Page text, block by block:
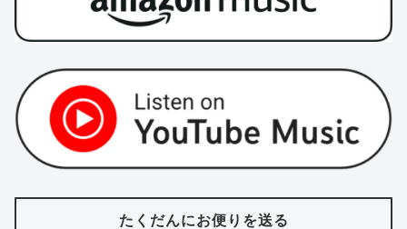
たくだんにお便りを送る